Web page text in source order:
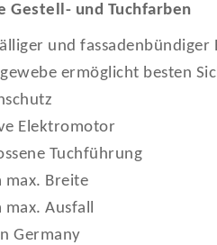
Gestell- und Tuchfarben
und fassadenbündiger
ermöglicht besten
Elektromotor
Tuchführung
max. Breite
max. Ausfall
Germany